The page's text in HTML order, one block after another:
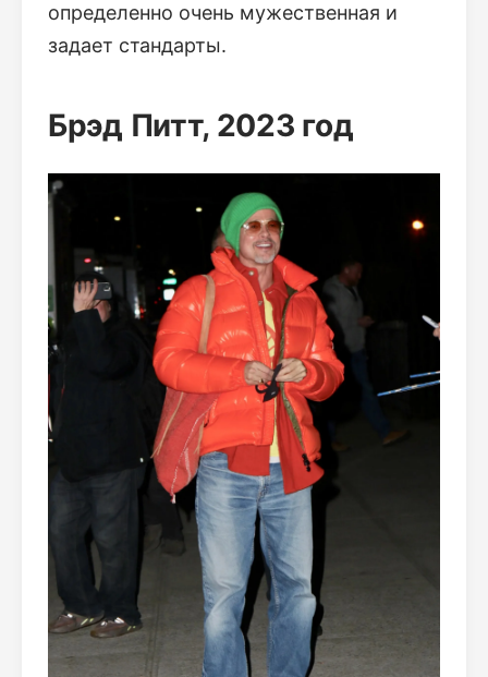
определенно очень мужественная и
задает стандарты.
Брэд Питт, 2023 год